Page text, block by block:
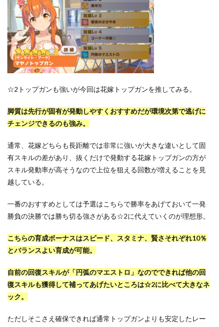
☆2トップガンも強いが今回は花嫁トップガンを推してみる。
脚質は先行が固有が発動しやすくおすすめだが環境次第で逃げに
チェンジできるのも強み。
通常、花嫁どちらも長距離では非常に強いが大きな違いとして固
有スキルの差があり、抜くだけで発動する花嫁トップガンの方が
スキル発動率が高そうなので上位を狙える回数が増えることを見
越している。
一番のおすすめとしては予選はこちらで勝率をあげておいて一発
勝負の決勝では勝ち切る強さがある☆2に代えていくのが理想形。
こちらの育成ボーナスはスピード、スタミナ、賢さそれぞれ10％
とバランスよい育成が可能。
自前の回復スキルが「円弧のマエストロ」なのでできれば他の回
復スキルも獲得して補ってあげたいところは☆2に比べて大きなネ
ック。
ただしそこさえ確保できれば通常トップガンよりも安定したレー